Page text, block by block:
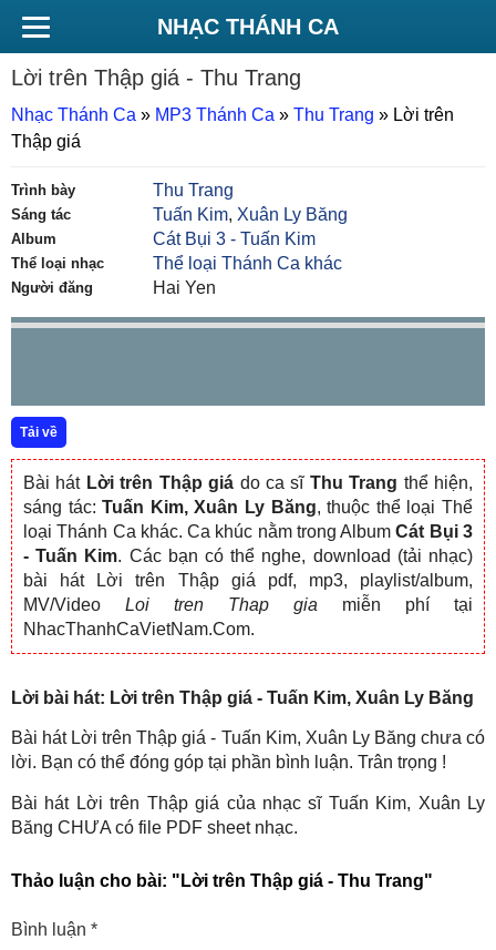
NHẠC THÁNH CA
Lời trên Thập giá - Thu Trang
Nhạc Thánh Ca » MP3 Thánh Ca » Thu Trang » Lời trên
Thập giá
Trình bày Thu Trang
Sáng tác Tuấn Kim, Xuân Ly Băng
Album Cát Bụi 3 - Tuấn Kim
Thể loại nhạc Thể loại Thánh Ca khác
Người đăng Hai Yen
Tải về
Bài hát Lời trên Thập giá do ca sĩ Thu Trang thể hiện,
sáng tác:Tuấn Kim, Xuân Ly Băng, thuộc thể loại Thể
loại Thánh Ca khác. Ca khúc nằm trong AlbumCát Bụi 3
- Tuấn Kim. Các bạn có thể nghe, download (tải nhạc)
bài hát Lời trên Thập giá pdf, mp3, playlist/album,
MV/Video Loi tren Thap gia miễn phí tại
NhacThanhCaVietNam.Com.
Lời bài hát: Lời trên Thập giá - Tuấn Kim, Xuân Ly Băng
Bài hát Lời trên Thập giá - Tuấn Kim, Xuân Ly Băng chưa có
lời. Bạn có thể đóng góp tại phần bình luận. Trân trọng !
Bài hát Lời trên Thập giá của nhạc sĩ Tuấn Kim, Xuân Ly
Băng CHƯA có file PDF sheet nhạc.
Thảo luận cho bài: "Lời trên Thập giá - Thu Trang"
Bình luận *